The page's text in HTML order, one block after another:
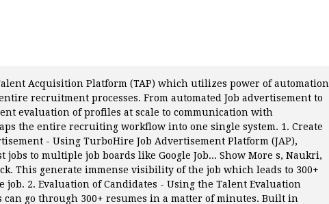
Acquisition Platform (TAP) which utilizes power of automation
recruitment processes. From automated Job advertisement to
evaluation of profiles at scale to communication with
the entire recruiting workflow into one single system. 1. Create
- Using TurboHire Job Advertisement Platform (JAP),
to multiple job boards like Google Job... Show More s, Naukri,
This generate immense visibility of the job which leads to 300+
job. 2. Evaluation of Candidates - Using the Talent Evaluation
can go through 300+ resumes in a matter of minutes. Built in